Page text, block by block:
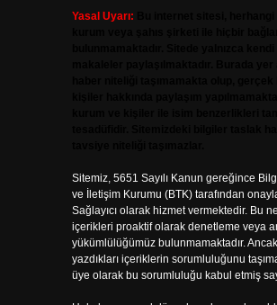
Yasal Uyarı:
Sitemiz, 5651 Sayılı Kanun gereğince
ve İletişim Kurumu (BTK) tarafından
Sağlayıcı olarak hizmet vermektedir. Bu
içerikleri proaktif olarak denetleme veya
yükümlülüğümüz bulunmamaktadır.
yazdıkları içeriklerin sorumluluğunu
üye olarak bu sorumluluğu kabul etmiş